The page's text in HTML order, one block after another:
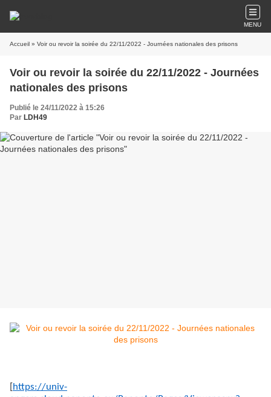
MENU
Accueil » Voir ou revoir la soirée du 22/11/2022 - Journées nationales des prisons
Voir ou revoir la soirée du 22/11/2022 - Journées
nationales des prisons
Publié le 24/11/2022 à 15:26
Par LDH49
[https://univ-